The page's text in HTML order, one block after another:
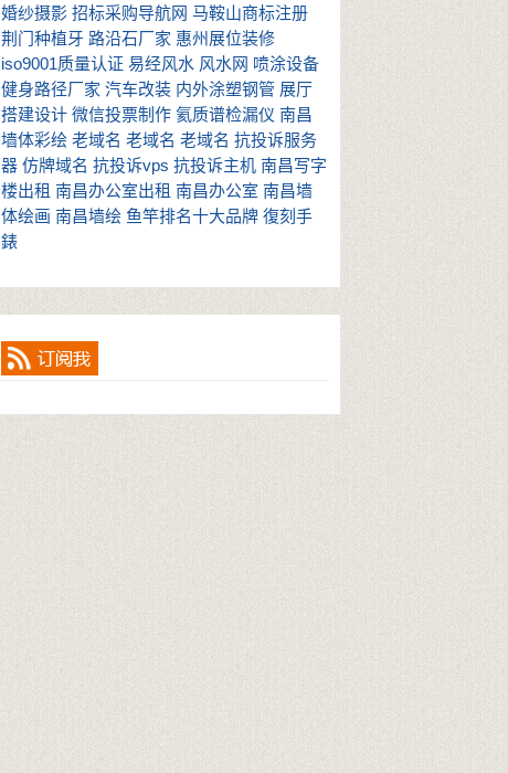
婚纱摄影 招标采购导航网 马鞍山商标注册
荆门种植牙 路沿石厂家 惠州展位装修
iso9001质量认证 易经风水 风水网 喷涂设备
健身路径厂家 汽车改装 内外涂塑钢管 展厅
搭建设计 微信投票制作 氦质谱检漏仪 南昌
墙体彩绘 老域名 老域名 老域名 抗投诉服务
器 仿牌域名 抗投诉vps 抗投诉主机 南昌写字
楼出租 南昌办公室出租 南昌办公室 南昌墙
体绘画 南昌墙绘 鱼竿排名十大品牌 復刻手
錶